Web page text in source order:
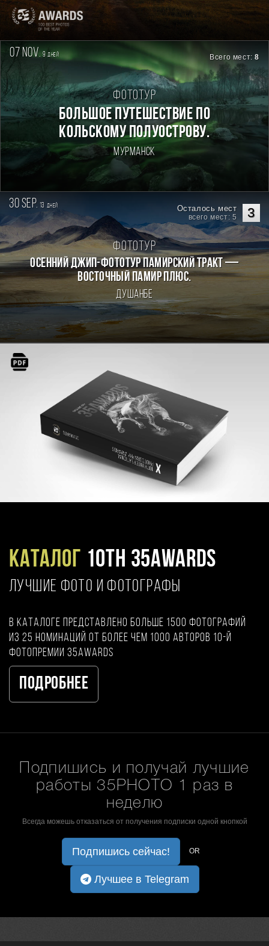
07 nov. 9дней Всего мест:8
Фототур
БОЛЬШОЕ ПУТЕШЕСТВИЕ ПО
КОЛЬСКОМУ ПОЛУОСТРОВУ.
Мурманск
30 sep. 13 дней 3
Осталось мест
всего мест: 5
Фототур
Осенний джип-фототур Памирский Тракт —
Восточный Памир плюс.
Душанбе
Каталог 10TH 35AWARDS
ЛУЧШИЕ ФОТО И ФОТОГРАФЫ
В каталоге представлено больше 1500 фотографий
из 25 номинаций от более чем 1000 авторов 10-й
фотопремии 35AWARDS
Подробнее
Подпишись и получай лучшие
работы 35PHOTO 1 раз в
неделю
Всегда можешь отказаться от получения подписки одной кнопкой
Подпишись сейчас! OR
Лучшее в Telegram